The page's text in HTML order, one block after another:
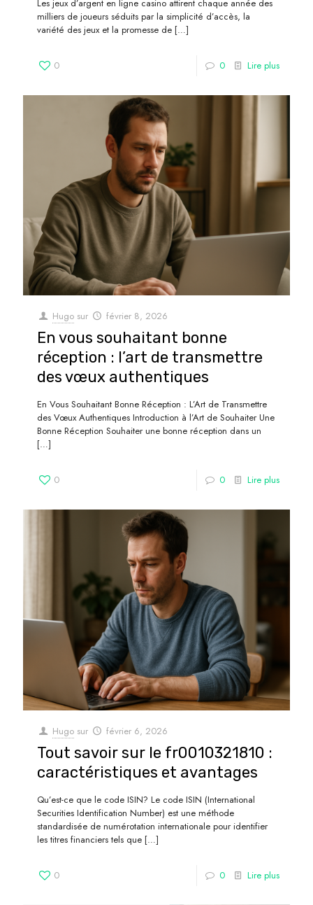
Les jeux d’argent en ligne casino attirent chaque année des
milliers de joueurs séduits par la simplicité d’accès, la
variété des jeux et la promesse de […]
0 0 Lire plus
Hugo sur février 8, 2026
En vous souhaitant bonne
réception : l’art de transmettre
des vœux authentiques
En Vous Souhaitant Bonne Réception : L’Art de Transmettre
des Vœux Authentiques Introduction à l’Art de Souhaiter Une
Bonne Réception Souhaiter une bonne réception dans un
[…]
0 0 Lire plus
Hugo sur février 6, 2026
Tout savoir sur le fr0010321810 :
caractéristiques et avantages
Qu’est-ce que le code ISIN? Le code ISIN (International
Securities Identification Number) est une méthode
standardisée de numérotation internationale pour identifier
les titres financiers tels que […]
0 0 Lire plus